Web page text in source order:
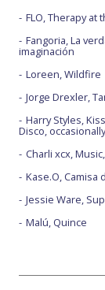
FLO, Therapy at
Fangoria, La
imaginación
Loreen, Wildfire
Jorge Drexler,
Harry Styles,
Disco,
Charli xcx,
Kase.O, Camisa
Jessie Ware,
Malú, Quince